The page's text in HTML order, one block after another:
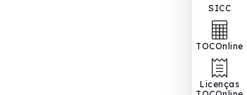
SICC
TOCOnline
Licenças